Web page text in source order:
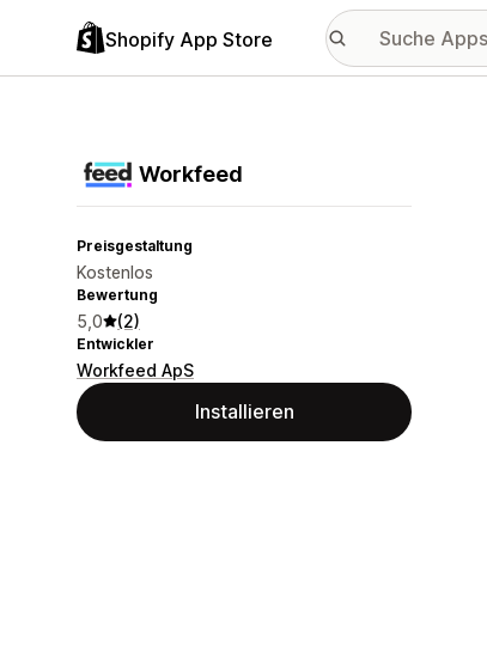
Shopify App Store
Workfeed
Preisgestaltung
Kostenlos
Bewertung
5,0 (2)
Entwickler
Workfeed ApS
Installieren